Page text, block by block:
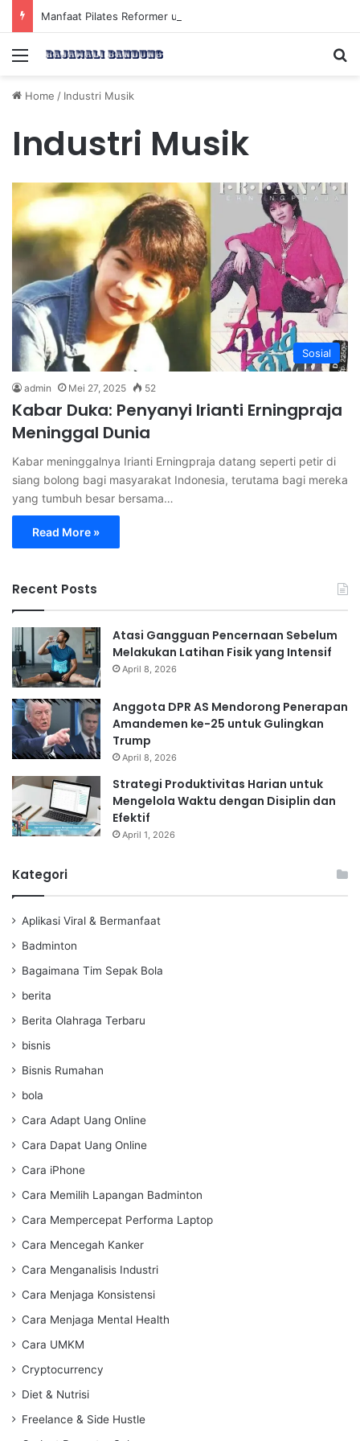
Menu
Home / Industri Musik
Industri Musik
Sosial
admin Mei 27, 2025 52
Kabar Duka: Penyanyi Irianti Erningpraja
Meninggal Dunia
Kabar meninggalnya Irianti Erningpraja datang seperti petir di
siang bolong bagi masyarakat Indonesia, terutama bagi mereka
yang tumbuh besar bersama…
Read More »
Recent Posts
Atasi Gangguan Pencernaan Sebelum
Melakukan Latihan Fisik yang Intensif
April 8, 2026
Anggota DPR AS Mendorong Penerapan
Amandemen ke-25 untuk Gulingkan
Trump
April 8, 2026
Strategi Produktivitas Harian untuk
Mengelola Waktu dengan Disiplin dan
Efektif
April 1, 2026
Kategori
Aplikasi Viral & Bermanfaat
Badminton
Bagaimana Tim Sepak Bola
berita
Berita Olahraga Terbaru
bisnis
Bisnis Rumahan
bola
Cara Adapt Uang Online
Cara Dapat Uang Online
Cara iPhone
Cara Memilih Lapangan Badminton
Cara Mempercepat Performa Laptop
Cara Mencegah Kanker
Cara Menganalisis Industri
Cara Menjaga Konsistensi
Cara Menjaga Mental Health
Cara UMKM
Cryptocurrency
Diet & Nutrisi
Freelance & Side Hustle